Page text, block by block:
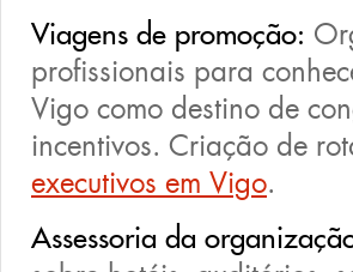
Viagens de promoção:
profissionais para
Vigo como destino de
incentivos. Criação de
executivos em Vigo.
Assessoria da